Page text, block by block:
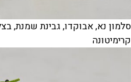
סלמון נא, אבוקדו, גבינת שמנת,
קרימיטונה